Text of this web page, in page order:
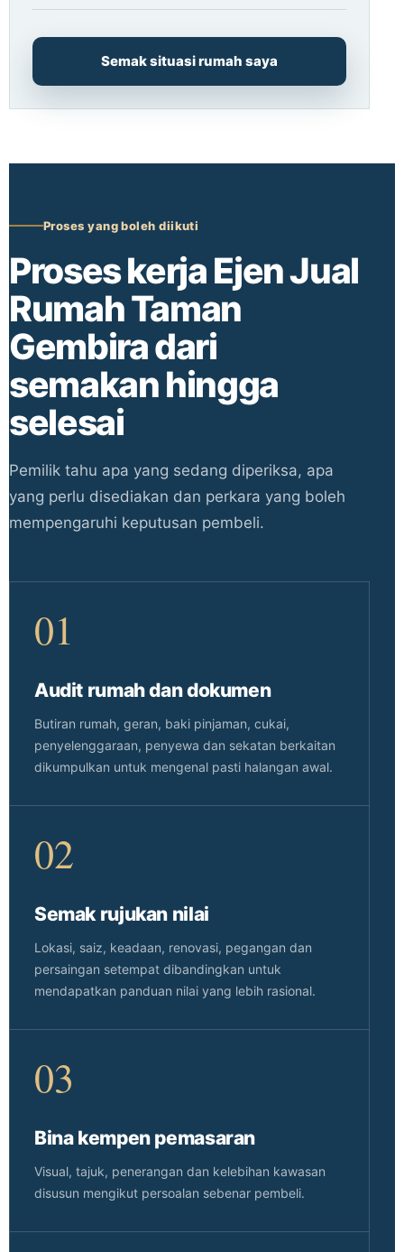
Semak situasi rumah saya
Proses yang boleh diikuti
Proses kerja Ejen Jual
Rumah Taman
Gembira dari
semakan hingga
selesai
Pemilik tahu apa yang sedang diperiksa, apa
yang perlu disediakan dan perkara yang boleh
mempengaruhi keputusan pembeli.
01
Audit rumah dan dokumen
Butiran rumah, geran, baki pinjaman, cukai,
penyelenggaraan, penyewa dan sekatan berkaitan
dikumpulkan untuk mengenal pasti halangan awal.
02
Semak rujukan nilai
Lokasi, saiz, keadaan, renovasi, pegangan dan
persaingan setempat dibandingkan untuk
mendapatkan panduan nilai yang lebih rasional.
03
Bina kempen pemasaran
Visual, tajuk, penerangan dan kelebihan kawasan
disusun mengikut persoalan sebenar pembeli.